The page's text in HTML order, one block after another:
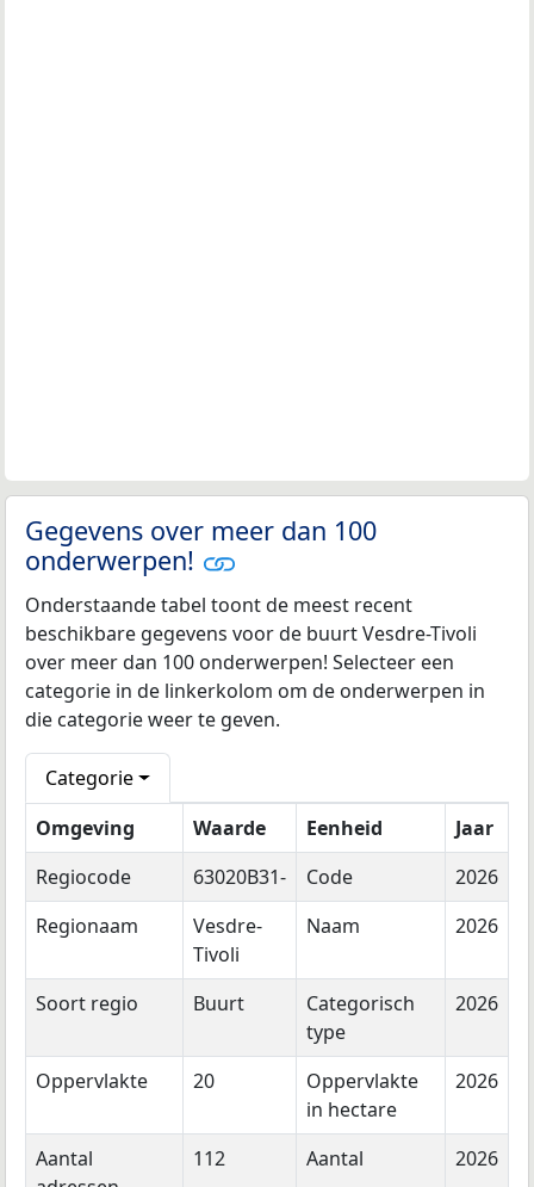
Gegevens over meer dan 100
onderwerpen!
Onderstaande tabel toont de meest recent
beschikbare gegevens voor de buurt Vesdre-Tivoli
over meer dan 100 onderwerpen! Selecteer een
categorie in de linkerkolom om de onderwerpen in
die categorie weer te geven.
Categorie
Omgeving
Waarde Eenheid
Jaar
Regiocode
63020B31- Code
2026
Regionaam
Vesdre-
Tivoli
Naam 2026
Soort regio Buurt
Categorisch
type
2026
Oppervlakte 20
Oppervlakte
in hectare
2026
Aantal
112 Aantal 2026